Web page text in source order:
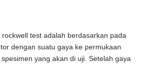
test adalah berdasarkan pada
dengan suatu gaya ke permukaan
yang akan di uji. Setelah gaya